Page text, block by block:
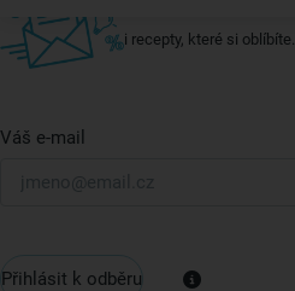
i recepty, které si oblíbíte.
Váš e-mail
Přihlásit k odběru